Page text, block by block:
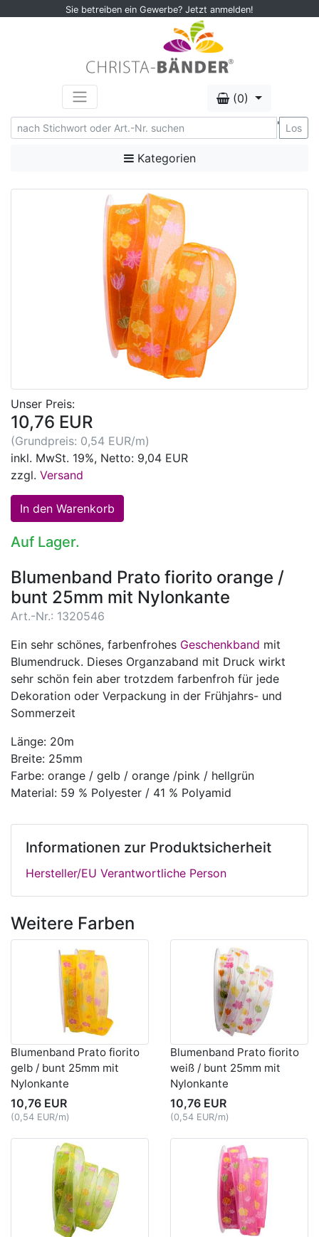
Sie betreiben ein Gewerbe? Jetzt anmelden!
(0)
' Los
Kategorien
Unser Preis:
10,76 EUR
(Grundpreis: 0,54 EUR/m)
inkl. MwSt. 19%, Netto: 9,04 EUR
zzgl. Versand
Auf Lager.
Blumenband Prato fiorito orange /
bunt 25mm mit Nylonkante
Art.-Nr.: 1320546
Ein sehr schönes, farbenfrohes Geschenkband mit
Blumendruck. Dieses Organzaband mit Druck wirkt
sehr schön fein aber trotzdem farbenfroh für jede
Dekoration oder Verpackung in der Frühjahrs- und
Sommerzeit
Länge: 20m
Breite: 25mm
Farbe: orange / gelb / orange /pink / hellgrün
Material: 59 % Polyester / 41 % Polyamid
Informationen zur Produktsicherheit
Hersteller/EU Verantwortliche Person
Weitere Farben
Blumenband Prato fiorito
gelb / bunt 25mm mit
Nylonkante
10,76 EUR
(0,54 EUR/m)
Blumenband Prato fiorito
weiß / bunt 25mm mit
Nylonkante
10,76 EUR
(0,54 EUR/m)